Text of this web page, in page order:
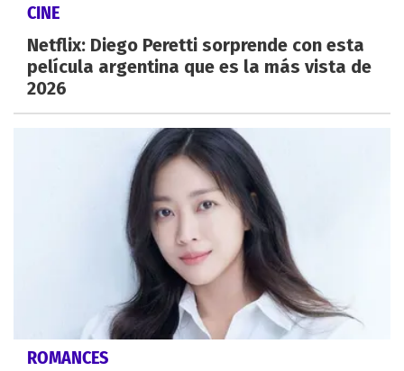
CINE
Netflix: Diego Peretti sorprende con esta
película argentina que es la más vista de
2026
ROMANCES